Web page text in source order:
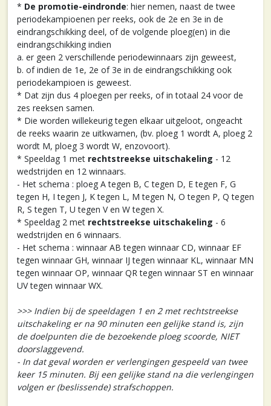
* De promotie-eindronde: hier nemen, naast de twee
periodekampioenen per reeks, ook de 2e en 3e in de
eindrangschikking deel, of de volgende ploeg(en) in die
eindrangschikking indien
a. er geen 2 verschillende periodewinnaars zijn geweest,
b. of indien de 1e, 2e of 3e in de eindrangschikking ook
periodekampioen is geweest.
* Dat zijn dus 4 ploegen per reeks, of in totaal 24 voor de
zes reeksen samen.
* Die worden willekeurig tegen elkaar uitgeloot, ongeacht
de reeks waarin ze uitkwamen, (bv. ploeg 1 wordt A, ploeg 2
wordt M, ploeg 3 wordt W, enzovoort).
* Speeldag 1 met rechtstreekse uitschakeling - 12
wedstrijden en 12 winnaars.
- Het schema : ploeg A tegen B, C tegen D, E tegen F, G
tegen H, I tegen J, K tegen L, M tegen N, O tegen P, Q tegen
R, S tegen T, U tegen V en W tegen X.
* Speeldag 2 met rechtstreekse uitschakeling - 6
wedstrijden en 6 winnaars.
- Het schema : winnaar AB tegen winnaar CD, winnaar EF
tegen winnaar GH, winnaar IJ tegen winnaar KL, winnaar MN
tegen winnaar OP, winnaar QR tegen winnaar ST en winnaar
UV tegen winnaar WX.
>>> Indien bij de speeldagen 1 en 2 met rechtstreekse
uitschakeling er na 90 minuten een gelijke stand is, zijn
de doelpunten die de bezoekende ploeg scoorde, NIET
doorslaggevend.
- In dat geval worden er verlengingen gespeeld van twee
keer 15 minuten. Bij een gelijke stand na die verlengingen
volgen er (beslissende) strafschoppen.